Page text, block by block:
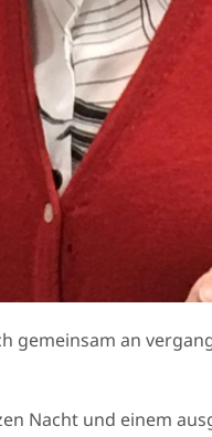
gemeinsam an
Nacht und einem